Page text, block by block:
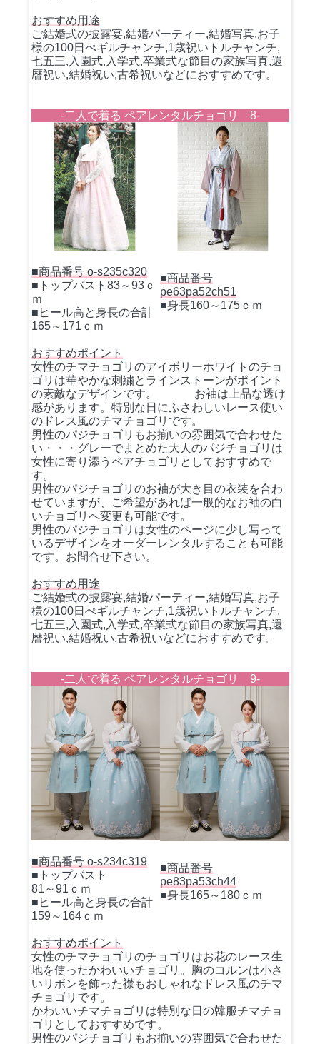
おすすめ用途
ご結婚式の披露宴,結婚パーティー,結婚写真,お子
様の100日ぺギルチャンチ,1歳祝いトルチャンチ,
七五三,入園式,入学式,卒業式な節目の家族写真,還
暦祝い,結婚祝い,古希祝いなどにおすすめです。
-二人で着る ペアレンタルチョゴリ 8-
■商品番号 o-s235c320
■トップバスト83～93ｃ
ｍ
■ヒール高と身長の合計
165～171ｃｍ
■商品番号
pe63pa52ch51
■身長160～175ｃｍ
おすすめポイント
女性のチマチョゴリのアイボリーホワイトのチョ
ゴリは華やかな刺繍とラインストーンがポイント
の素敵なデザインです。 お袖は上品な透け
感があります。特別な日にふさわしいレース使い
のドレス風のチマチョゴリです。
男性のパジチョゴリもお揃いの雰囲気で合わせた
い・・・グレーでまとめた大人のパジチョゴリは
女性に寄り添うペアチョゴリとしておすすめで
す。
男性のパジチョゴリのお袖が大き目の衣装を合わ
せていますが、ご希望があれば一般的なお袖の白
いチョゴリへ変更も可能です。
男性のパジチョゴリは女性のページに少し写って
いるデザインをオーダーレンタルすることも可能
です。お問合せ下さい。
おすすめ用途
ご結婚式の披露宴,結婚パーティー,結婚写真,お子
様の100日ぺギルチャンチ,1歳祝いトルチャンチ,
七五三,入園式,入学式,卒業式な節目の家族写真,還
暦祝い,結婚祝い,古希祝いなどにおすすめです。
-二人で着る ペアレンタルチョゴリ 9-
■商品番号 o-s234c319
■トップバスト
81～91ｃｍ
■ヒール高と身長の合計
159～164ｃｍ
■商品番号
pe83pa53ch44
■身長165～180ｃｍ
おすすめポイント
女性のチマチョゴリのチョゴリはお花のレース生
地を使ったかわいいチョゴリ。胸のコルンは小さ
いリボンを飾った襟もおしゃれなドレス風のチマ
チョゴリです。
かわいいチマチョゴリは特別な日の韓服チマチョ
ゴリとしておすすめです。
男性のパジチョゴリもお揃いの雰囲気で合わせた